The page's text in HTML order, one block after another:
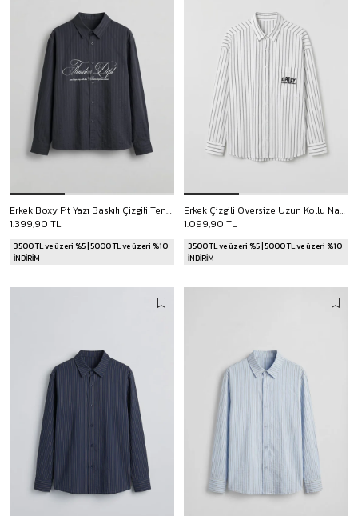
Erkek Boxy Fit Yazı Baskılı Çizgili Tencel Gömlek Lacivert
1.399,90 TL
3500 TL ve üzeri %5 | 5000 TL ve üzeri %10
İNDİRİM
Erkek Çizgili Oversize Uzun Kollu Nakış Detaylı Gömlek Beyaz
1.099,90 TL
3500 TL ve üzeri %5 | 5000 TL ve üzeri %10
İNDİRİM